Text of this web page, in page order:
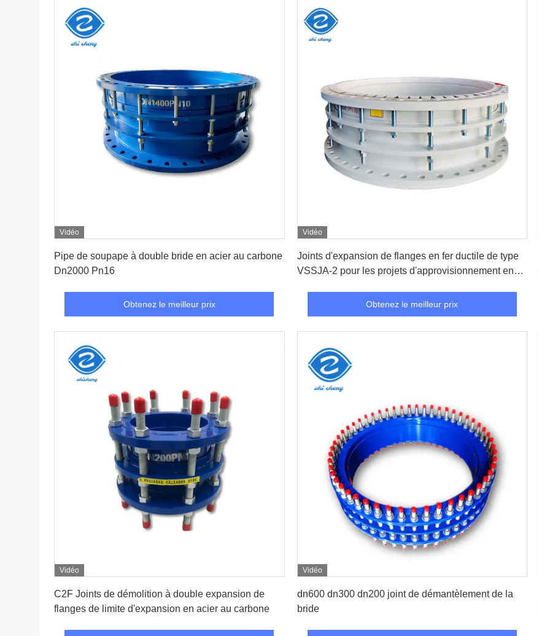
Vidéo
Pipe de soupape à double bride en acier au carbone
Dn2000 Pn16
Obtenez le meilleur prix
Vidéo
Joints d'expansion de flanges en fer ductile de type
VSSJA-2 pour les projets d'approvisionnement en
Obtenez le meilleur prix
Vidéo
C2F Joints de démolition à double expansion de
flanges de limite d'expansion en acier au carbone
Vidéo
dn600 dn300 dn200 joint de démantèlement de la
bride